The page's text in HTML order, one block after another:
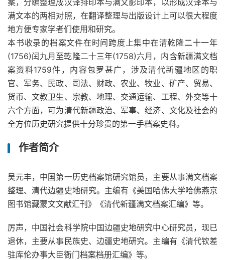
案，分编整理成汉译排印本与满文影印本，以形成汉译本与
满文本的两相对照，在翻译整理与出版设计上可以很大程度
地方便专家学者们使用和研究。
本书收录的档案文件在时间跨度上集中在清乾隆二十一年
(1756)闰九月至乾隆二十三年(1758)六月，内含新疆满文档
案资料1759件，内容包罗甚广，涉及清代新疆地区的职
官、军务、民政、司法、财政、农业、牧业、矿产、贸易、
货币、文教卫生、宗教、地理、交通运输、工程、外交等十
六个方面，可为清代新疆政治、军事、经济、文化及社会的
全方位历史研究提供十分珍贵的第一手档案史料。
作者简介
吴元丰，中国第一历史档案馆研究馆员，主要从事满文档案
整理、清代边疆史地研究。主编有《美国哈佛大学哈佛燕京
图书馆藏蒙文文献汇刊》《清代新疆满文档案汇编》等。
厉声，中国社会科学院中国边疆史地研究中心研究员，现已
退休，主要从事民族史、边疆史地研究。主编有《清代钦差
驻库伦办事大臣衙门档案档册汇编》等。